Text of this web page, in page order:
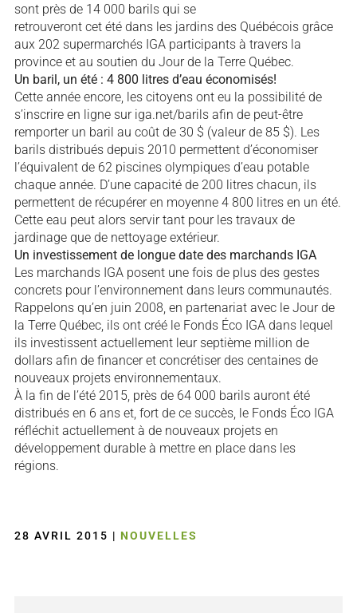
sont près de 14 000 barils qui se
retrouveront cet été dans les jardins des Québécois grâce
aux 202 supermarchés IGA participants à travers la
province et au soutien du Jour de la Terre Québec.
Un baril, un été : 4 800 litres d’eau économisés!
Cette année encore, les citoyens ont eu la possibilité de
s’inscrire en ligne sur iga.net/barils afin de peut-être
remporter un baril au coût de 30 $ (valeur de 85 $). Les
barils distribués depuis 2010 permettent d’économiser
l’équivalent de 62 piscines olympiques d’eau potable
chaque année. D’une capacité de 200 litres chacun, ils
permettent de récupérer en moyenne 4 800 litres en un été.
Cette eau peut alors servir tant pour les travaux de
jardinage que de nettoyage extérieur.
Un investissement de longue date des marchands IGA
Les marchands IGA posent une fois de plus des gestes
concrets pour l’environnement dans leurs communautés.
Rappelons qu’en juin 2008, en partenariat avec le Jour de
la Terre Québec, ils ont créé le Fonds Éco IGA dans lequel
ils investissent actuellement leur septième million de
dollars afin de financer et concrétiser des centaines de
nouveaux projets environnementaux.
À la fin de l’été 2015, près de 64 000 barils auront été
distribués en 6 ans et, fort de ce succès, le Fonds Éco IGA
réfléchit actuellement à de nouveaux projets en
développement durable à mettre en place dans les
régions.
28 AVRIL 2015 | NOUVELLES